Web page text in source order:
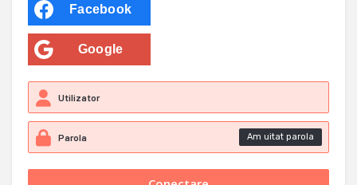
Facebook
Google
Am uitat parola